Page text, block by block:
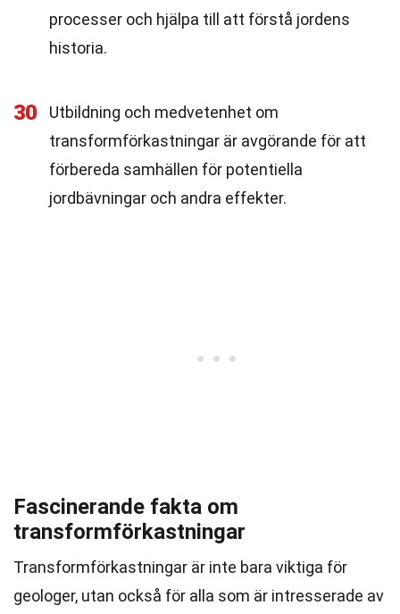
processer och hjälpa till att förstå jordens
historia.
30
Utbildning och medvetenhet om
transformförkastningar är avgörande för att
förbereda samhällen för potentiella
jordbävningar och andra effekter.
Fascinerande fakta om
transformförkastningar
Transformförkastningar är inte bara viktiga för
geologer, utan också för alla som är intresserade av